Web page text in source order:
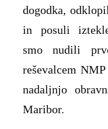
dogodka,
in posuli
smo nudili
reševalcem
nadaljnjo
Maribor.